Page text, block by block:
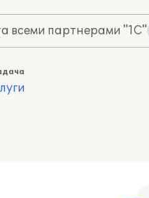
всеми партнерами "1С"